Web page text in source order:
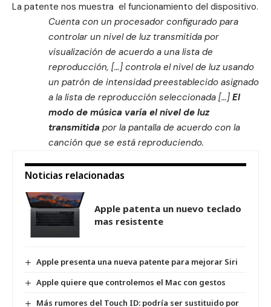
La patente nos muestra el funcionamiento del dispositivo.
Cuenta con un procesador configurado para
controlar un nivel de luz transmitida por
visualización de acuerdo a una lista de
reproducción, […] controla el nivel de luz usando
un patrón de intensidad preestablecido asignado
a la lista de reproducción seleccionada […] El
modo de música varía el nivel de luz
transmitida por la pantalla de acuerdo con la
canción que se está reproduciendo.
Noticias relacionadas
Apple patenta un nuevo teclado
mas resistente
Apple presenta una nueva patente para mejorar Siri
Apple quiere que controlemos el Mac con gestos
Más rumores del Touch ID: podría ser sustituido por